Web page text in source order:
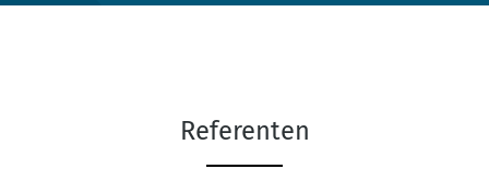
Referenten